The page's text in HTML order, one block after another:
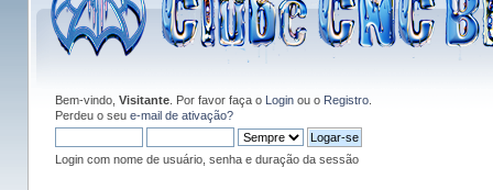
Bem-vindo, Visitante. Por favor faça o Loginou o Registro.
Perdeu o seu e-mail de ativação?
Login com nome de usuário, senha e duração da sessão